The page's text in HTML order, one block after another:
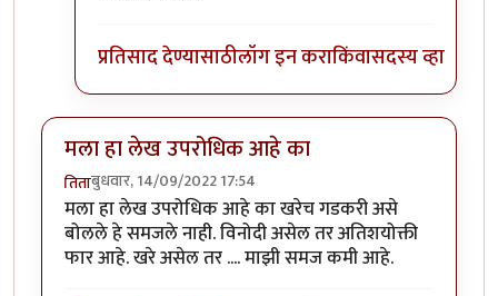
प्रतिसाद देण्यासाठीलॉग इन कराकिंवासदस्य व्हा
मला हा लेख उपरोधिक आहे का
तिताबुधवार, 14/09/2022 17:54
मला हा लेख उपरोधिक आहे का खरेच गडकरी असे
बोलले हे समजले नाही. विनोदी असेल तर अतिशयोक्ती
फार आहे. खरे असेल तर .... माझी समज कमी आहे.